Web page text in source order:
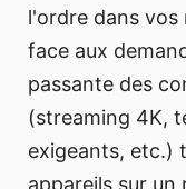
l'ordre dans vos
face aux
passante des
(streaming 4K,
exigeants, etc.)
appareils sur un